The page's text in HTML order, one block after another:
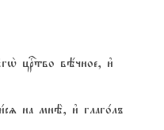
цrтво вёчное, и3
на мнЁ, и3 глаго1лъ